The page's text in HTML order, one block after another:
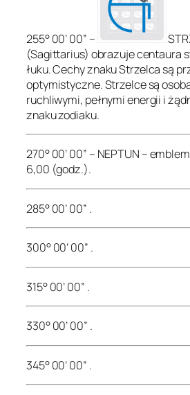
255° 00’ 00” –
(Sagittarius) obrazuje centaura
łuku. Cechy znaku Strzelca są
optymistyczne. Strzelce są
ruchliwymi, pełnymi energii i
znaku zodiaku.
270° 00’ 00” – NEPTUN –
6,00 (godz.).
285° 00’ 00” .
300° 00’ 00” .
315° 00’ 00” .
330° 00’ 00” .
345° 00’ 00” .